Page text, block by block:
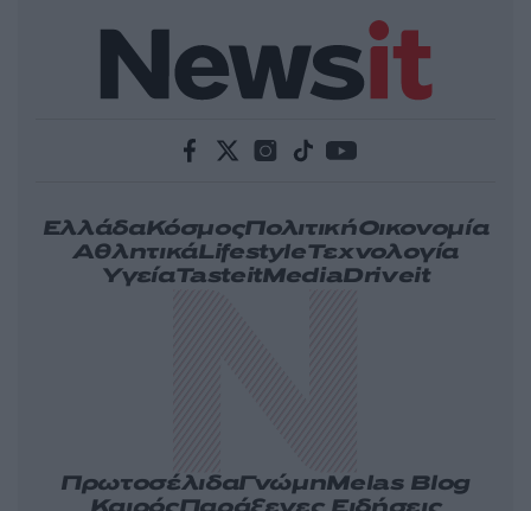
ΕλλάδαΚόσμοςΠολιτικήΟικονομία
ΑθλητικάLifestyleΤεχνολογία
ΥγείαTasteitMediaDriveit
ΠρωτοσέλιδαΓνώμηMelas Blog